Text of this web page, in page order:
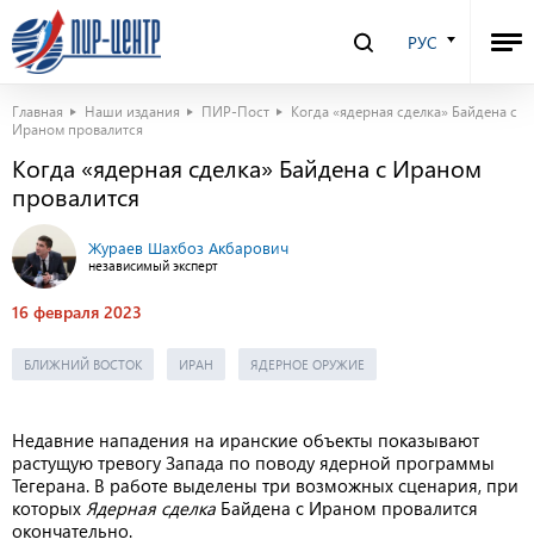
РУС
Главная Наши издания ПИР-Пост
Когда «ядерная сделка» Байдена с
Ираном провалится
Когда «ядерная сделка» Байдена с Ираном
провалится
Жураев Шахбоз Акбарович
независимый эксперт
16 февраля 2023
БЛИЖНИЙ ВОСТОК ИРАН ЯДЕРНОЕ ОРУЖИЕ
Недавние нападения на иранские объекты показывают
растущую тревогу Запада по поводу ядерной программы
Тегерана. В работе выделены три возможных сценария, при
которых Ядерная сделка Байдена с Ираном провалится
окончательно.